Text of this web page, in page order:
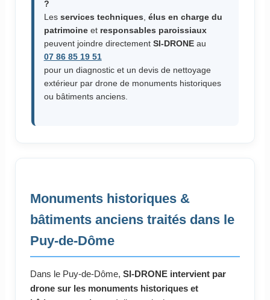
?
Les services techniques, élus en charge du
patrimoineet responsables paroissiaux
peuvent joindre directement SI-DRONEau
07 86 85 19 51
pour un diagnostic et un devis de nettoyage
extérieur par drone de monuments historiques
ou bâtiments anciens.
Monuments historiques &
bâtiments anciens traités dans le
Puy-de-Dôme
Dans le Puy-de-Dôme, SI-DRONE intervient par
drone sur les monuments historiques et